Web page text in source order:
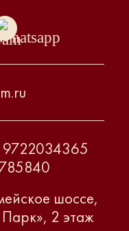
шоссе,
2 этаж